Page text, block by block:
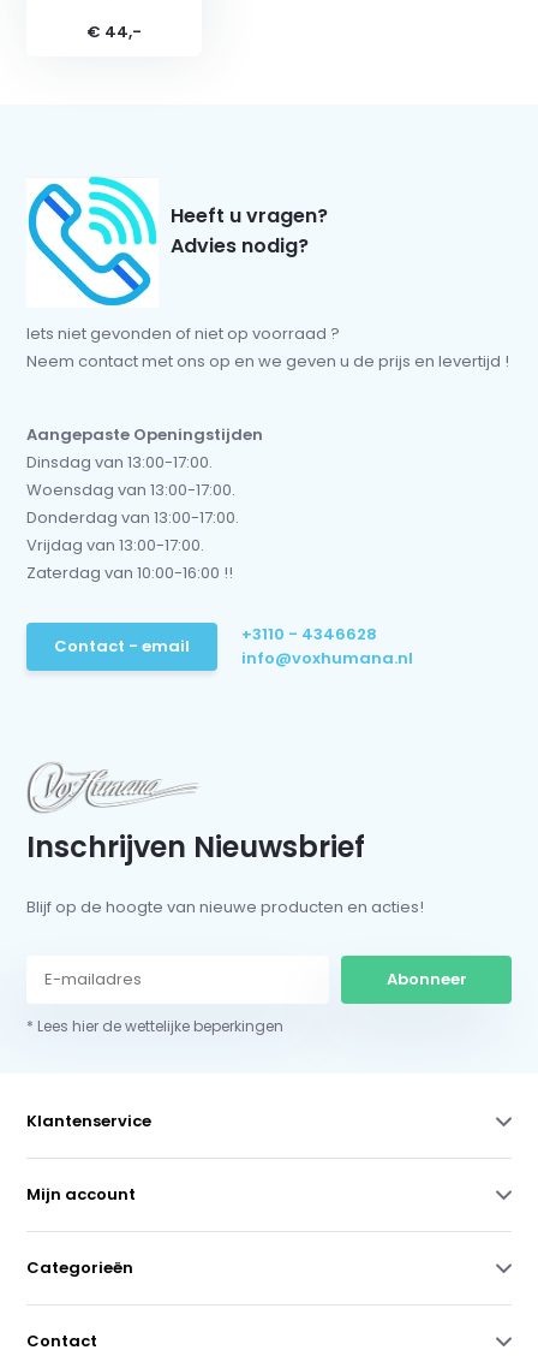
€ 44,-
Heeft u vragen?
Advies nodig?
Iets niet gevonden of niet op voorraad ?
Neem contact met ons op en we geven u de prijs en levertijd !
Aangepaste Openingstijden
Dinsdag van 13:00-17:00.
Woensdag van 13:00-17:00.
Donderdag van 13:00-17:00.
Vrijdag van 13:00-17:00.
Zaterdag van 10:00-16:00 !!
Contact - email
+3110 - 4346628
info@voxhumana.nl
Inschrijven Nieuwsbrief
Blijf op de hoogte van nieuwe producten en acties!
Abonneer
* Lees hier de wettelijke beperkingen
Klantenservice
Mijn account
Categorieën
Contact